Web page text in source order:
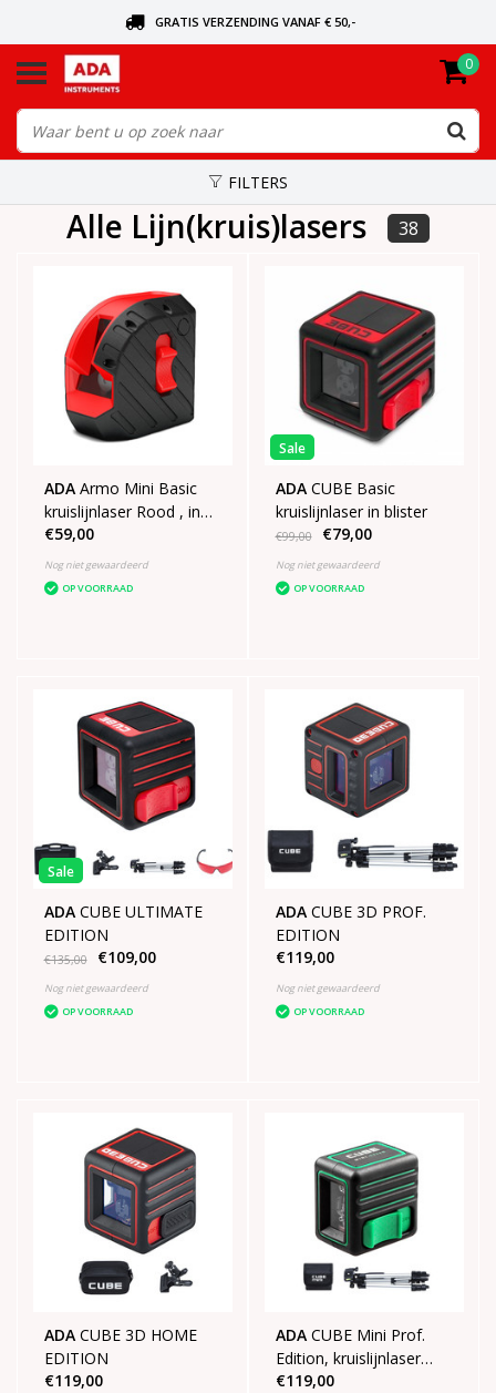
GRATIS VERZENDING VANAF € 50,-
VANDAAG BESTELD, VANDAAG VERZONDEN
0
FILTERS
Alle Lijn(kruis)lasers 38
ADA Armo Mini Basic
kruislijnlaser Rood , in
Blister
€59,00
Nog niet gewaardeerd
OP VOORRAAD
Sale
ADA CUBE Basic
kruislijnlaser in blister
€99,00 €79,00
Nog niet gewaardeerd
OP VOORRAAD
Sale
ADA CUBE ULTIMATE
EDITION
€135,00 €109,00
Nog niet gewaardeerd
OP VOORRAAD
ADA CUBE 3D PROF.
EDITION
€119,00
Nog niet gewaardeerd
OP VOORRAAD
ADA CUBE 3D HOME
EDITION
€119,00
ADA CUBE Mini Prof.
Edition, kruislijnlaser
Groen
€119,00